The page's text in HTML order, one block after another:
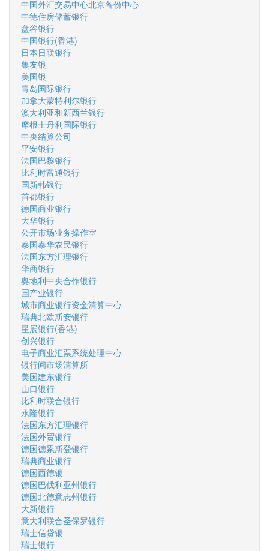
中国外汇交易中心北京备份中心
中德住房储蓄银行
盘谷银行
中国银行(香港)
日本日联银行
集友银
美国银
青岛国际银行
加拿大蒙特利尔银行
澳大利亚和新西兰银行
摩根士丹利国际银行
中央结算公司
平安银行
法国巴黎银行
比利时富通银行
国新韩银行
首都银行
德国商业银行
大华银行
公开市场业务操作室
泰国泰华农民银行
法国东方汇理银行
华商银行
奥地利中央合作银行
国产业银行
城市商业银行资金清算中心
瑞典北欧斯安银行
星展银行(香港)
创兴银行
电子商业汇票系统处理中心
银行间市场清算所
美国建东银行
山口银行
比利时联合银行
永隆银行
法国东方汇理银行
法国外贸银行
德国德累斯登银行
瑞典商业银行
德国西德银
德国巴伐利亚州银行
德国北德意志州银行
大新银行
意大利联合圣保罗银行
瑞士信贷银
瑞士银行